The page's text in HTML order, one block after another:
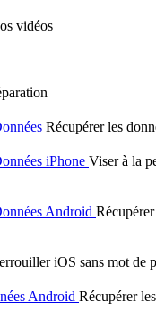
vidéos
Récupérer les
iPhone Viser à la
Android
iOS sans mot de
Android Récupérer